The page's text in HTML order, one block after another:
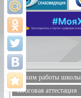
Режим работы школы
Расписание звонков
Итоговая аттестация